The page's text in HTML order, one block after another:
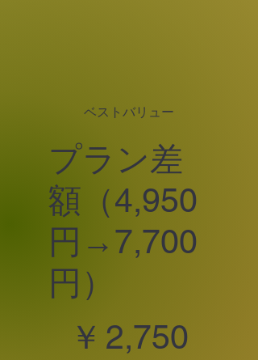
ベストバリュー
プラン差
額（4,950
円→7,700
円）
￥ 2,750